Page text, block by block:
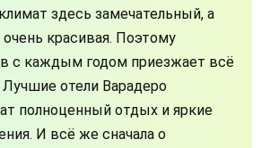
здесь замечательный, а
очень красивая. Поэтому
с каждым годом приезжает всё
отели Варадеро
полноценный отдых и яркие
И всё же сначала о